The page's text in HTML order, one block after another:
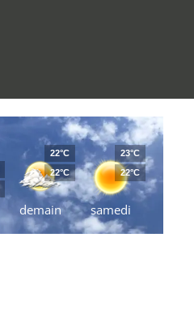
demain
22°C
22°C
samedi
23°C
22°C